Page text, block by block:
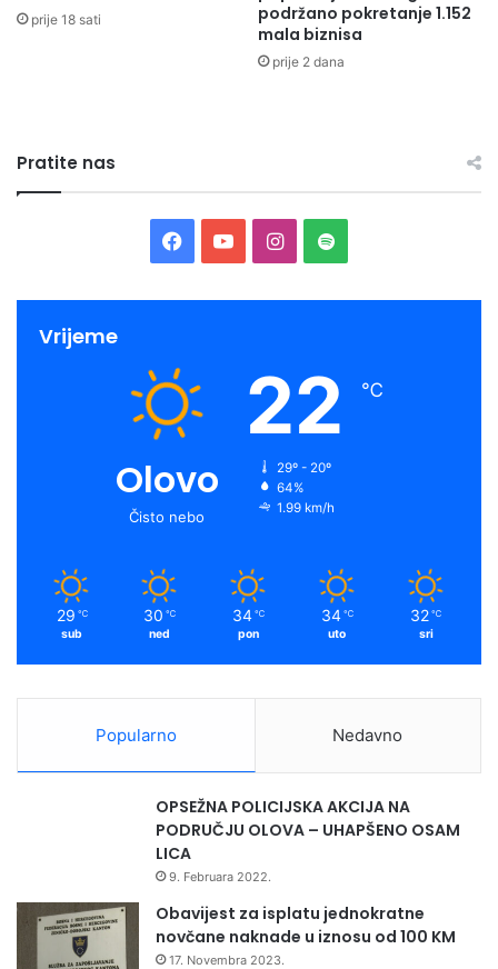
prije 18 sati
podržano pokretanje 1.152
mala biznisa
prije 2 dana
Pratite nas
Facebook
YouTubeInstagram
Spotify
Vrijeme
Olovo
Čisto nebo
22 ℃
29º - 20º
64%
1.99 km/h
29 ℃
sub
30 ℃
ned
34 ℃
pon
34 ℃
uto
32 ℃
sri
Popularno Nedavno
OPSEŽNA POLICIJSKA AKCIJA NA
PODRUČJU OLOVA – UHAPŠENO OSAM
LICA
9. Februara 2022.
Obavijest za isplatu jednokratne
novčane naknade u iznosu od 100 KM
17. Novembra 2023.